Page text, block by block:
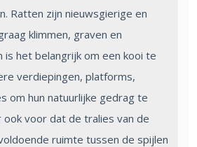
Ratten zijn nieuwsgierige en
klimmen, graven en
is het belangrijk om een kooi te
verdiepingen, platforms,
om hun natuurlijke gedrag te
ook voor dat de tralies van de
ruimte tussen de spijlen